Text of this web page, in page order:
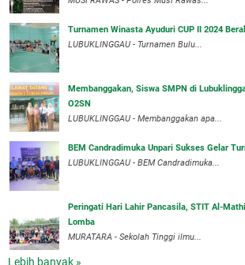
Turnamen Winasta Ayuduri CUP II 2024
LUBUKLINGGAU - Turnamen Bulu...
Membanggakan, Siswa SMPN di
O2SN
LUBUKLINGGAU - Membanggakan apa...
BEM Candradimuka Unpari Sukses Gelar
LUBUKLINGGAU - BEM Candradimuka...
Peringati Hari Lahir Pancasila, STIT Al-
Lomba
MURATARA - Sekolah Tinggi ilmu...
Lebih banyak »